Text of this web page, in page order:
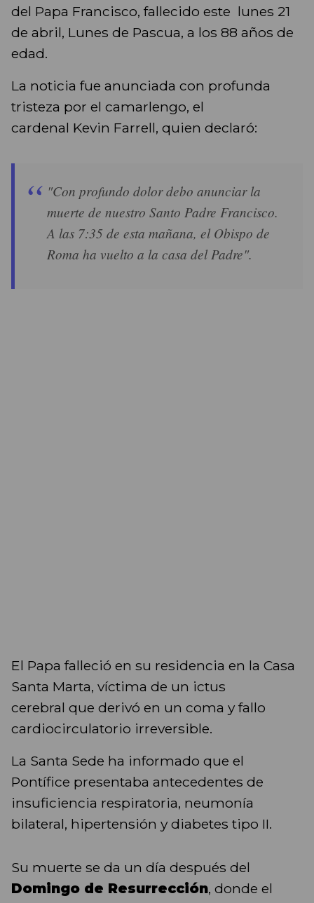
del Papa Francisco, fallecido este lunes 21
de abril, Lunes de Pascua, a los 88 años de
edad.
La noticia fue anunciada con profunda
tristeza por el camarlengo, el
cardenal Kevin Farrell, quien declaró:
"Con profundo dolor debo anunciar la
muerte de nuestro Santo Padre Francisco.
A las 7:35 de esta mañana, el Obispo de
Roma ha vuelto a la casa del Padre".
El Papa falleció en su residencia en la Casa
Santa Marta, víctima de un ictus
cerebral que derivó en un coma y fallo
cardiocirculatorio irreversible.
La Santa Sede ha informado que el
Pontífice presentaba antecedentes de
insuficiencia respiratoria, neumonía
bilateral, hipertensión y diabetes tipo II.
Su muerte se da un día después del
Domingo de Resurrección, donde el